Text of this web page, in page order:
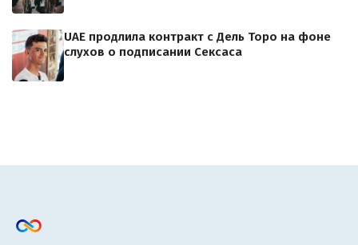
UAE продлила контракт с Дель Торо на фоне
слухов о подписании Сексаса